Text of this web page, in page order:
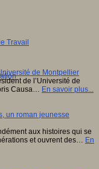
Travail
de Montpellier
de l’Université de
Causa… En savoir plus...
un roman jeunesse
aux histoires qui se
et ouvrent des… En